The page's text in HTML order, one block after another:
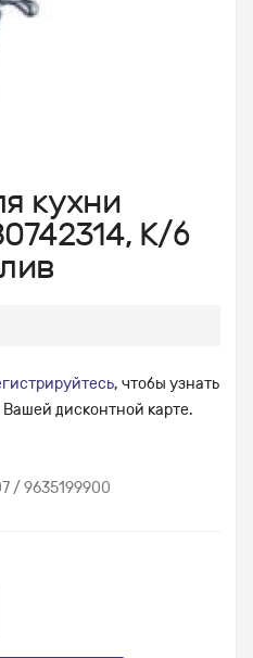
кухни
К/б
, чтобы узнать
дисконтной карте.
/ 9635199900